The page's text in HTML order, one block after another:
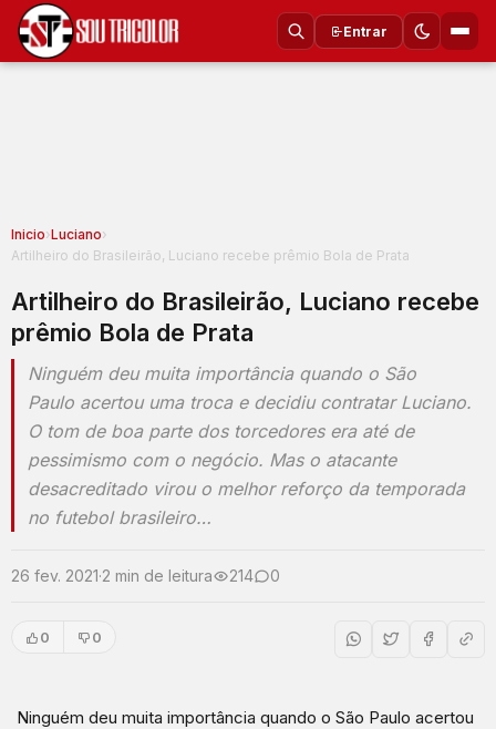
Entrar
Inicio›Luciano›
Artilheiro do Brasileirão, Luciano recebe prêmio Bola de Prata
Artilheiro do Brasileirão, Luciano recebe
prêmio Bola de Prata
Ninguém deu muita importância quando o São
Paulo acertou uma troca e decidiu contratar Luciano.
O tom de boa parte dos torcedores era até de
pessimismo com o negócio. Mas o atacante
desacreditado virou o melhor reforço da temporada
no futebol brasileiro…
26 fev. 2021·2 min de leitura 214 0
0 0
Ninguém deu muita importância quando o São Paulo acertou